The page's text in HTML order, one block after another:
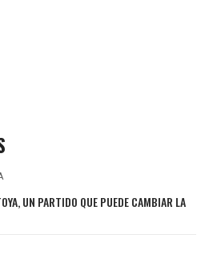
UN PARTIDO QUE PUEDE CAMBIAR LA